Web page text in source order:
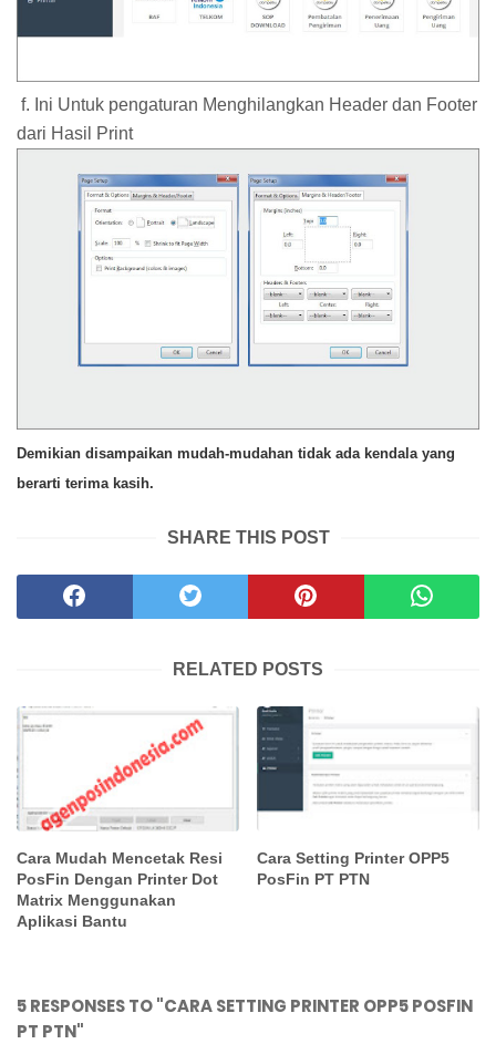
f. Ini Untuk pengaturan Menghilangkan Header dan Footer
dari Hasil Print
Demikian disampaikan mudah-mudahan tidak ada kendala yang
berarti terima kasih.
SHARE THIS POST
RELATED POSTS
Cara Mudah Mencetak Resi
PosFin Dengan Printer Dot
Matrix Menggunakan
Aplikasi Bantu
Cara Setting Printer OPP5
PosFin PT PTN
5 RESPONSES TO "CARA SETTING PRINTER OPP5 POSFIN
PT PTN"